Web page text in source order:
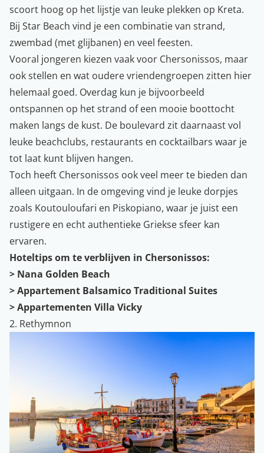
scoort hoog op het lijstje van leuke plekken op Kreta.
Bij Star Beach vind je een combinatie van strand,
zwembad (met glijbanen) en veel feesten.
Vooral jongeren kiezen vaak voor Chersonissos, maar
ook stellen en wat oudere vriendengroepen zitten hier
helemaal goed. Overdag kun je bijvoorbeeld
ontspannen op het strand of een mooie boottocht
maken langs de kust. De boulevard zit daarnaast vol
leuke beachclubs, restaurants en cocktailbars waar je
tot laat kunt blijven hangen.
Toch heeft Chersonissos ook veel meer te bieden dan
alleen uitgaan. In de omgeving vind je leuke dorpjes
zoals Koutouloufari en Piskopiano, waar je juist een
rustigere en echt authentieke Griekse sfeer kan
ervaren.
Hoteltips om te verblijven in Chersonissos:
> Nana Golden Beach
>Appartement Balsamico Traditional Suites
>Appartementen Villa Vicky
2. Rethymnon